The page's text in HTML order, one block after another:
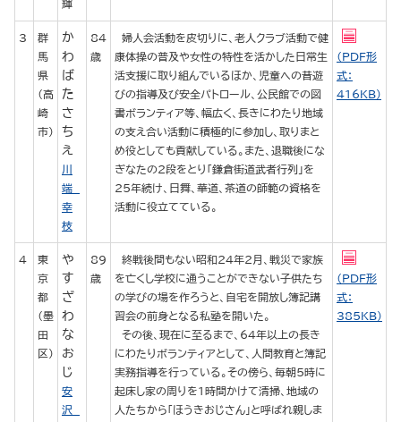
輝
3
群
馬
県
（高
崎
市）
か
わ
ば
た
さ
ち
え
川
端
幸
枝
84
歳
婦人会活動を皮切りに、老人クラブ活動で健
康体操の普及や女性の特性を活かした日常生
活支援に取り組んでいるほか、児童への昔遊
びの指導及び安全パトロール、公民館での図
書ボランティア等、幅広く、長きにわたり地域
の支え合い活動に積極的に参加し、取りまと
め役としても貢献している。また、退職後にな
ぎなたの2段をとり「鎌倉街道武者行列」を
25年続け、日舞、華道、茶道の師範の資格を
活動に役立てている。
（PDF形
式：
416KB）
4
東
京
都
（墨
田
区）
や
す
ざ
わ
な
お
じ
安
沢
89
歳
終戦後間もない昭和24年2月、戦災で家族
を亡くし学校に通うことができない子供たち
の学びの場を作ろうと、自宅を開放し簿記講
習会の前身となる私塾を開いた。
その後、現在に至るまで、64年以上の長き
にわたりボランティアとして、人間教育と簿記
実務指導を行っている。その傍ら、毎朝5時に
起床し家の周りを1時間かけて清掃、地域の
人たちから「ほうきおじさん」と呼ばれ親しま
（PDF形
式：
385KB）